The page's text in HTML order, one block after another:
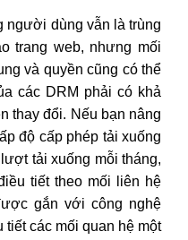
người dùng vẫn là trùng
trang web, nhưng mối
và quyền cũng có thể
các DRM phải có khả
thay đổi. Nếu bạn nâng
độ cấp phép tải xuống
tải xuống mỗi tháng,
tiết theo mối liên hệ
gắn với công nghệ
tiết các mối quan hệ một